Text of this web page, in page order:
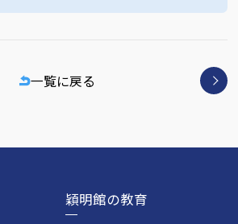
一覧に戻る
穎明館の教育